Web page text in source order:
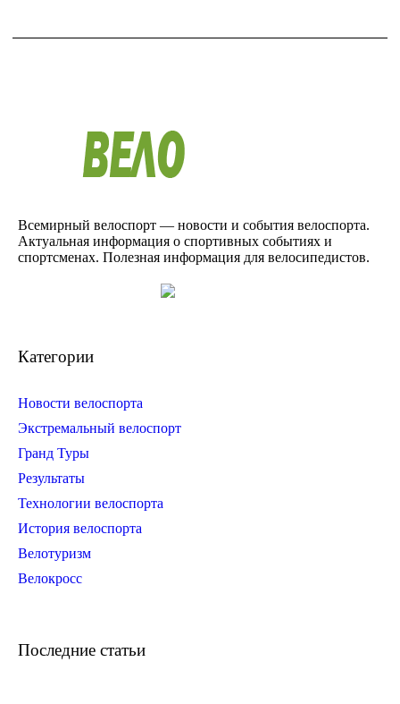
Всемирный велоспорт — новости и события велоспорта.
Актуальная информация о спортивных событиях и
спортсменах. Полезная информация для велосипедистов.
Категории
Новости велоспорта
Экстремальный велоспорт
Гранд Туры
Результаты
Технологии велоспорта
История велоспорта
Велотуризм
Велокросс
Последние статьи